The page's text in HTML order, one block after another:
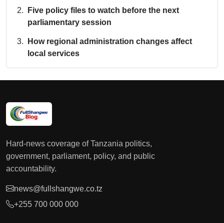
Five policy files to watch before the next
parliamentary session
How regional administration changes affect
local services
Hard-news coverage of Tanzania politics,
government, parliament, policy, and public
accountability.
news@fullshangwe.co.tz
+255 700 000 000